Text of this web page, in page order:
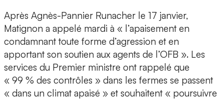
Après Agnès-Pannier Runacher le 17 janvier,
Matignon a appelé mardi à « l’apaisement en
condamnant toute forme d’agression et en
apportant son soutien aux agents de l’OFB ». Les
services du Premier ministre ont rappelé que
« 99 % des contrôles » dans les fermes se passent
« dans un climat apaisé » et souhaitent « poursuivre